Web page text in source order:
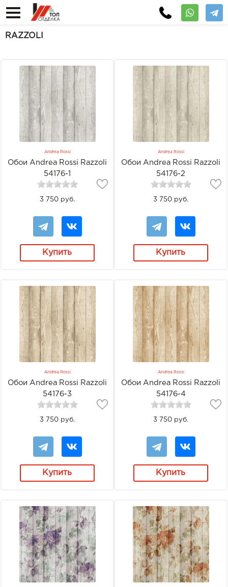
RAZZOLI
Andrea Rossi
Обои Andrea Rossi Razzoli
54176-1
3 750 руб.
Купить
Andrea Rossi
Обои Andrea Rossi Razzoli
54176-2
3 750 руб.
Купить
Andrea Rossi
Обои Andrea Rossi Razzoli
54176-3
3 750 руб.
Купить
Andrea Rossi
Обои Andrea Rossi Razzoli
54176-4
3 750 руб.
Купить